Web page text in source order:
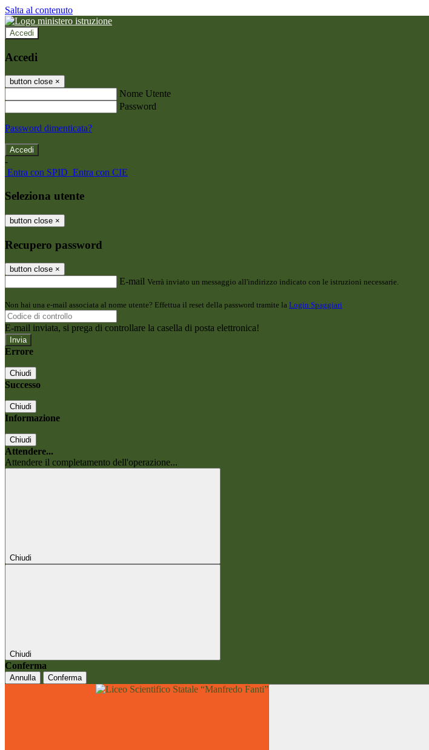
Salta al contenuto
Accedi
Accedi
button close ×
Nome Utente
Password
Password dimenticata?
-
Entra con SPID Entra con CIE
Seleziona utente
button close ×
Recupero password
button close ×
E-mail Verrà inviato un messaggio all'indirizzo indicato con le istruzioni necessarie.
Non hai una e-mail associata al nome utente? Effettua il reset della password tramite la Login Spaggiari
E-mail inviata, si prega di controllare la casella di posta elettronica!
Errore
Chiudi
Successo
Chiudi
Informazione
Chiudi
Attendere...
Attendere il completamento dell'operazione...
Chiudi
Chiudi
Conferma
Annulla Conferma